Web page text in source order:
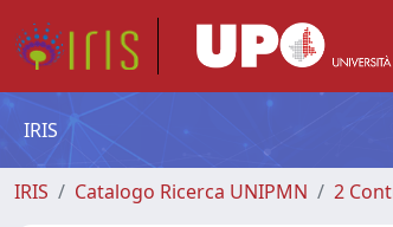
IRIS
IRIS Catalogo Ricerca UNIPMN 2